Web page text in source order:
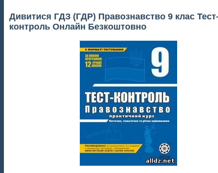
Дивитися ГДЗ (ГДР) Правознавство 9 клас
контроль Онлайн Безкоштовно